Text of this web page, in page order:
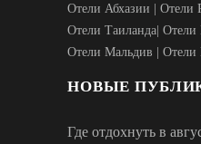
Отели Абхазии Отели
Отели Таиланда Отели
Отели Мальдив
Отели
НОВЫЕ
Где отдохнуть в